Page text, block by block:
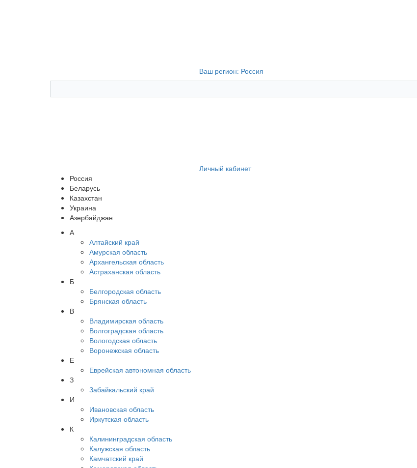
Ваш регион: Россия
Личный кабинет
Россия
Беларусь
Казахстан
Украина
Азербайджан
А
Алтайский край
Амурская область
Архангельская область
Астраханская область
Б
Белгородская область
Брянская область
В
Владимирская область
Волгоградская область
Вологодская область
Воронежская область
Е
Еврейская автономная область
З
Забайкальский край
И
Ивановская область
Иркутская область
К
Калининградская область
Калужская область
Камчатский край